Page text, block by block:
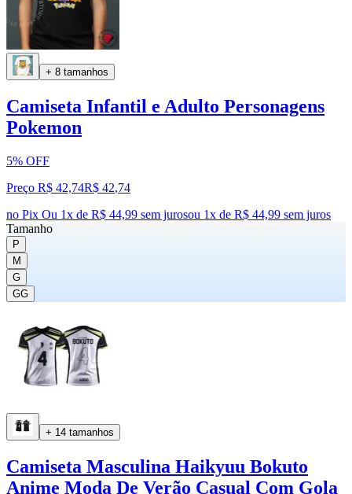
+ 8 tamanhos
Camiseta Infantil e Adulto Personagens
Pokemon
5% OFF
Preço R$ 42,74R$ 42,74
no Pix Ou 1x de R$ 44,99 sem jurosou 1x de R$ 44,99 sem juros
Tamanho
P
M
G
GG
+ 14 tamanhos
Camiseta Masculina Haikyuu Bokuto
Anime Moda De Verão Casual Com Gola